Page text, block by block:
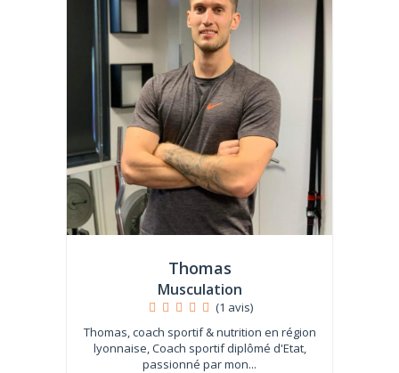
Thomas
Musculation
(1 avis)
Thomas, coach sportif & nutrition en région
lyonnaise, Coach sportif diplômé d'Etat,
passionné par mon...